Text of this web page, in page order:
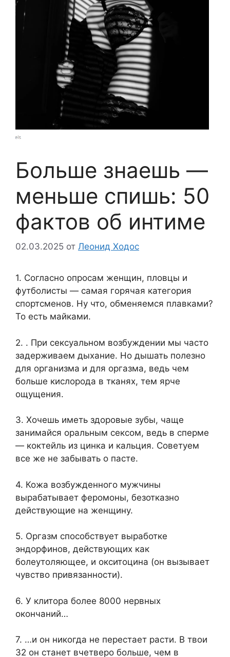
Больше знаешь —
меньше спишь: 50
фактов об интиме
02.03.2025 от Леонид Ходос
1. Согласно опросам женщин, пловцы и
футболисты — самая горячая категория
спортсменов. Ну что, обменяемся плавками?
То есть майками.
2. . При сексуальном возбуждении мы часто
задерживаем дыхание. Но дышать полезно
для организма и для оргазма, ведь чем
больше кислорода в тканях, тем ярче
ощущения.
3. Хочешь иметь здоровые зубы, чаще
занимайся оральным сексом, ведь в сперме
— коктейль из цинка и кальция. Советуем
все же не забывать о пасте.
4. Кожа возбужденного мужчины
вырабатывает феромоны, безотказно
действующие на женщину.
5. Оргазм способствует выработке
эндорфинов, действующих как
болеутоляющее, и окситоцина (он вызывает
чувство привязанности).
6. У клитора более 8000 нервных
окончаний…
7. …и он никогда не перестает расти. В твои
32 он станет вчетверо больше, чем в